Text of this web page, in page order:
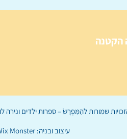
הקטנה
הַמִּפְרָשׂ – ספרות ילדים ונירה
עיצוב ובניה: Monster